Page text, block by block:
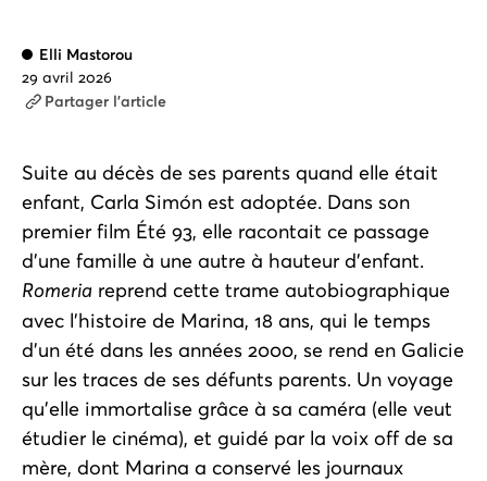
Elli Mastorou
29 avril 2026
Partager l'article
Suite au décès de ses parents quand elle était
enfant, Carla Simón est adoptée. Dans son
premier film Été 93, elle racontait ce passage
d’une famille à une autre à hauteur d’enfant.
Romeria reprend cette trame autobiographique
avec l’histoire de Marina, 18 ans, qui le temps
d’un été dans les années 2000, se rend en Galicie
sur les traces de ses défunts parents. Un voyage
qu’elle immortalise grâce à sa caméra (elle veut
étudier le cinéma), et guidé par la voix off de sa
mère, dont Marina a conservé les journaux